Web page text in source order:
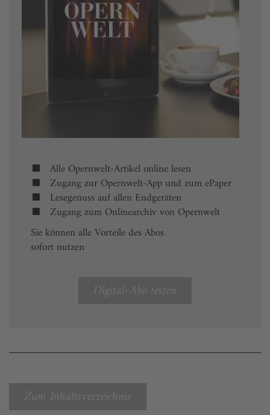
Alle Opernwelt-Artikel online lesen
Zugang zur Opernwelt-App und zum ePaper
Lesegenuss auf allen Endgeräten
Zugang zum Onlinearchiv von Opernwelt
Sie können alle Vorteile des Abos
sofort nutzen
Digital-Abo testen
Zum Inhaltsverzeichnis